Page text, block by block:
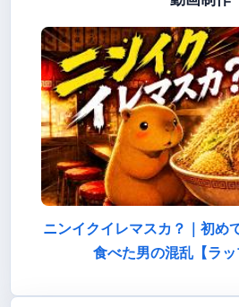
ニンイクイレマスカ？｜初め
食べた男の混乱【ラッ